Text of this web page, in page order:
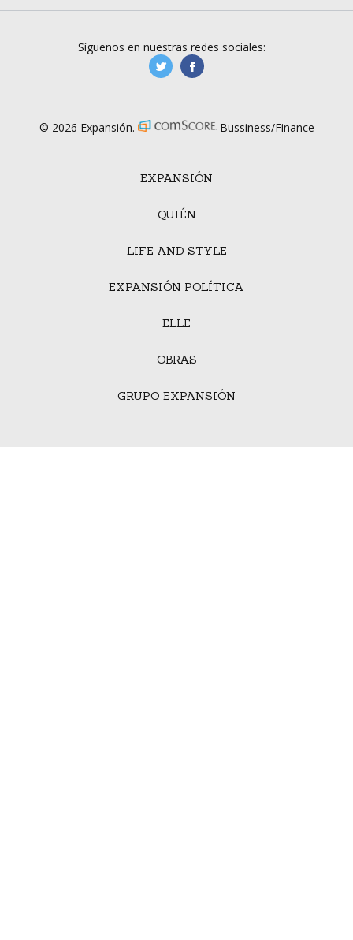
EXPANSIÓN
QUIÉN
LIFE AND STYLE
EXPANSIÓN POLÍTICA
ELLE
OBRAS
GRUPO EXPANSIÓN
Síguenos en nuestras redes sociales:
manufacturaGE
© 2026 Expansión. Bussiness/Finance